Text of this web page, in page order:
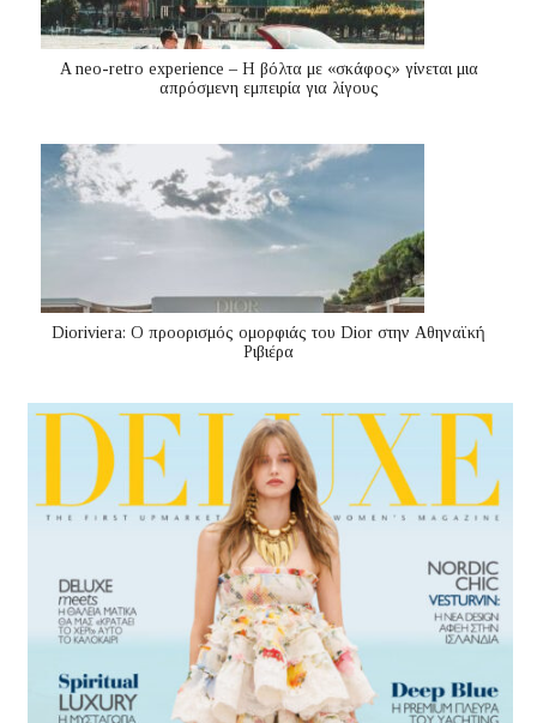
A neo-retro experience – Η βόλτα με «σκάφος» γίνεται μια
απρόσμενη εμπειρία για λίγους
Dioriviera: Ο προορισμός ομορφιάς του Dior στην Αθηναϊκή
Ριβιέρα